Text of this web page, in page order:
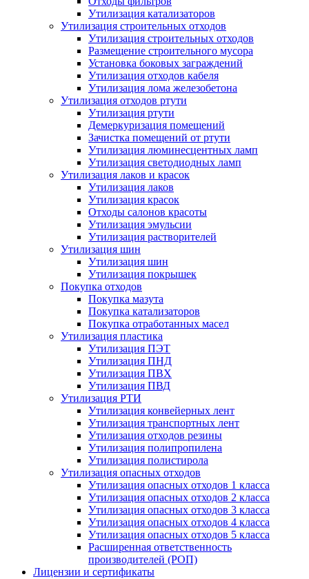
Утилизация катализаторов
Утилизация строительных отходов
Утилизация строительных отходов
Размещение строительного мусора
Установка боковых заграждений
Утилизация отходов кабеля
Утилизация лома железобетона
Утилизация отходов ртути
Утилизация ртути
Демеркуризация помещений
Зачистка помещений от ртути
Утилизация люминесцентных ламп
Утилизация светодиодных ламп
Утилизация лаков и красок
Утилизация лаков
Утилизация красок
Отходы салонов красоты
Утилизация эмульсии
Утилизация растворителей
Утилизация шин
Утилизация шин
Утилизация покрышек
Покупка отходов
Покупка мазута
Покупка катализаторов
Покупка отработанных масел
Утилизация пластика
Утилизация ПЭТ
Утилизация ПНД
Утилизация ПВХ
Утилизация ПВД
Утилизация РТИ
Утилизация конвейерных лент
Утилизация транспортных лент
Утилизация отходов резины
Утилизация полипропилена
Утилизация полистирола
Утилизация опасных отходов
Утилизация опасных отходов 1 класса
Утилизация опасных отходов 2 класса
Утилизация опасных отходов 3 класса
Утилизация опасных отходов 4 класса
Утилизация опасных отходов 5 класса
Расширенная ответственность
производителей (РОП)
Лицензии и сертификаты